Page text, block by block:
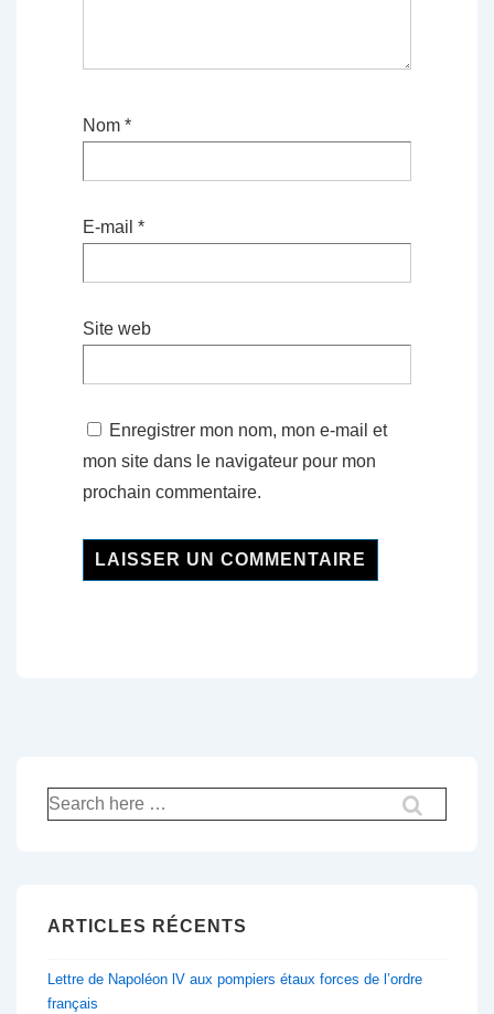
Nom *
E-mail *
Site web
Enregistrer mon nom, mon e-mail et
mon site dans le navigateur pour mon
prochain commentaire.
Recherche
pour:
ARTICLES RÉCENTS
Lettre de Napoléon lV aux pompiers étaux forces de l’ordre
français